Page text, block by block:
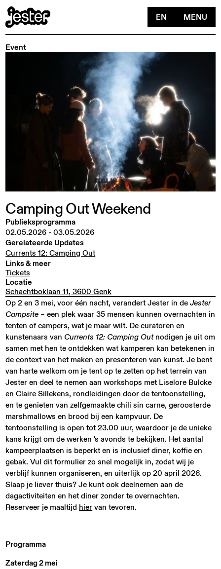
EN MENU
Event
CampingOutWeekend
Publieksprogramma
02.05.2026 -03.05.2026
Gerelateerde Updates
Currents 12: Camping Out
Links & meer
Tickets
Locatie
Schachtboklaan 11, 3600 Genk
Op 2 en 3 mei, voor één nacht, verandert Jester in deJester
Campsite – een plek waar 35 mensen kunnen overnachten in
tenten of campers, wat je maar wilt. De curatoren en
kunstenaars van Currents 12: Camping Outnodigen je uit om
samen met hen te ontdekken wat kamperen kan betekenen in
de context van het maken en presenteren van kunst. Je bent
van harte welkom om je tent op te zetten op het terrein van
Jester en deel te nemen aan workshops met Liselore Bulcke
en Claire Sillekens, rondleidingen door de tentoonstelling,
en te genieten van zelfgemaakte chili sin carne, geroosterde
marshmallows en brood bij een kampvuur. De
tentoonstelling is open tot 23.00 uur, waardoor je de unieke
kans krijgt om de werken 's avonds te bekijken. Het aantal
kampeerplaatsen is beperkt en is inclusief diner, koffie en
gebak. Vul dit formulier zo snel mogelijk in, zodat wij je
verblijf kunnen organiseren, en uiterlijk op 20 april 2026.
Slaap je liever thuis? Je kunt ook deelnemen aan de
dagactiviteiten en het diner zonder te overnachten.
Reserveer je maaltijd hier van tevoren.
Programma
Zaterdag 2 mei